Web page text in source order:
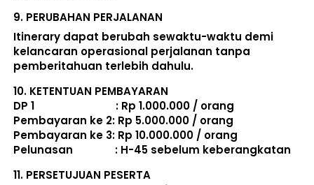
9. PERUBAHAN PERJALANAN
Itinerary dapat berubah sewaktu-waktu demi
kelancaran operasional perjalanan tanpa
pemberitahuan terlebih dahulu.
10. KETENTUAN PEMBAYARAN
DP 1                             : Rp 1.000.000 / orang
Pembayaran ke 2: Rp 5.000.000 / orang
Pembayaran ke 3: Rp 10.000.000 / orang
Pelunasan               : H-45 sebelum keberangkatan
11. PERSETUJUAN PESERTA